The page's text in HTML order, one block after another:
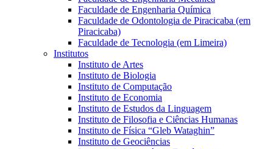
Faculdade de Engenharia Química
Faculdade de Odontologia de Piracicaba (em
Piracicaba)
Faculdade de Tecnologia (em Limeira)
Institutos
Instituto de Artes
Instituto de Biologia
Instituto de Computação
Instituto de Economia
Instituto de Estudos da Linguagem
Instituto de Filosofia e Ciências Humanas
Instituto de Física “Gleb Wataghin”
Instituto de Geociências